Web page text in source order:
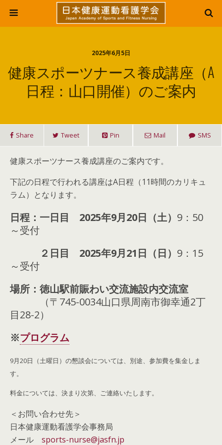
2025年6月5日
健康スポーツナース養成講座（A
日程：山口開催）のご案内
Share Tweet Pin Mail SMS
健康スポーツナース養成講座のご案内です。
下記の日程で行われる講座はA日程（11時間のカリキュ
ラム）となります。
日程：一日目 2025年9月20日（土） 9：50
～受付
２日目 2025年9月21日（日） 9：15
～受付
場所：徳山駅前賑わい交流施設内交流室
（〒745-0034山口県周南市御幸通2丁
目28-2）
※プログラム
9月20日（土曜日）の懇談会については、別途、参加費を集金しま
す。
料金については、決まり次第、ご連絡いたします。
＜お問い合わせ先＞
日本健康運動看護学会事務局
メール sports-nurse@jasfn.jp